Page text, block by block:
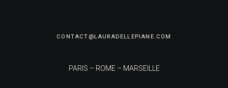
CONTACT@LAURADELLEPIANE.COM
PARIS – ROME – MARSEILLE